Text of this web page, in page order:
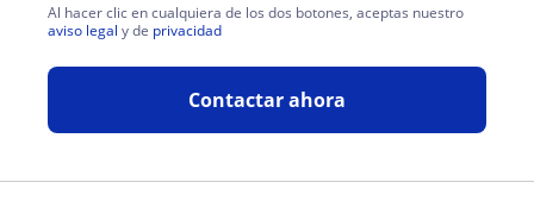
Al hacer clic en cualquiera de los dos botones, aceptas nuestro
aviso legal y de privacidad
Contactar ahora